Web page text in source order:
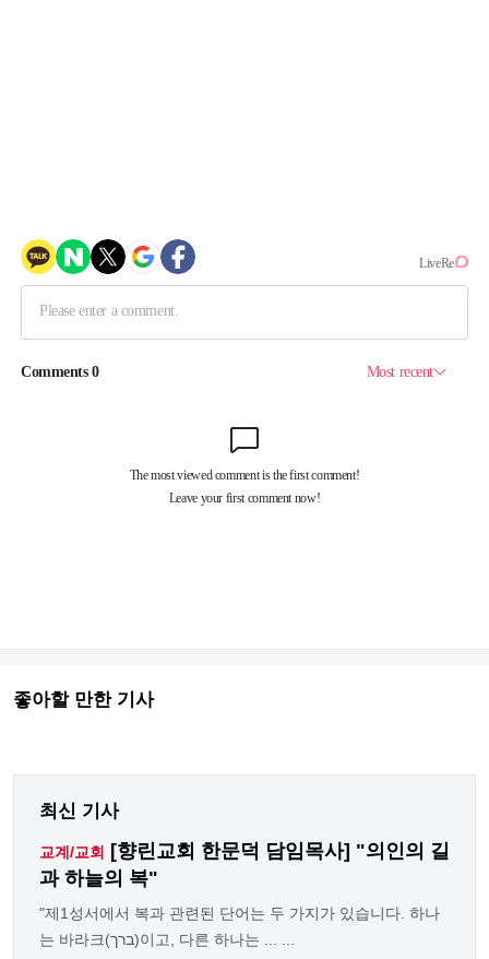
좋아할 만한 기사
최신 기사
교계/교회 [향린교회 한문덕 담임목사] "의인의 길
과 하늘의 복"
"제1성서에서 복과 관련된 단어는 두 가지가 있습니다. 하나
는 바라크(ברך)이고, 다른 하나는 ... ...